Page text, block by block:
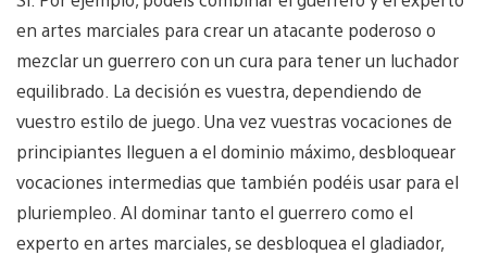
en artes marciales para crear un atacante poderoso o
mezclar un guerrero con un cura para tener un luchador
equilibrado. La decisión es vuestra, dependiendo de
vuestro estilo de juego. Una vez vuestras vocaciones de
principiantes lleguen a el dominio máximo, desbloquear
vocaciones intermedias que también podéis usar para el
pluriempleo. Al dominar tanto el guerrero como el
experto en artes marciales, se desbloquea el gladiador,